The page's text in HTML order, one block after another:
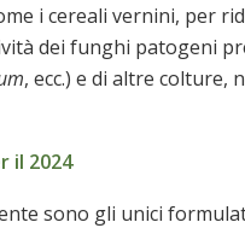
i cereali vernini, per
dei funghi patogeni
, ecc.) e di altre colture,
il 2024
sono gli unici